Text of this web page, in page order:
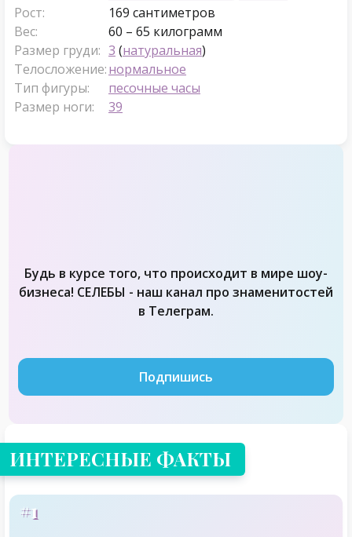
Рост:
169 сантиметров
Вес:
60 – 65 килограмм
Размер груди: 3 (натуральная)
Телосложение:нормальное
Тип фигуры:
песочные часы
Размер ноги:
39
Будь в курсе того, что происходит в мире шоу-
бизнеса! СЕЛЕБЫ - наш канал про знаменитостей
в Телеграм.
Подпишись
ИНТЕРЕСНЫЕ ФАКТЫ
#1